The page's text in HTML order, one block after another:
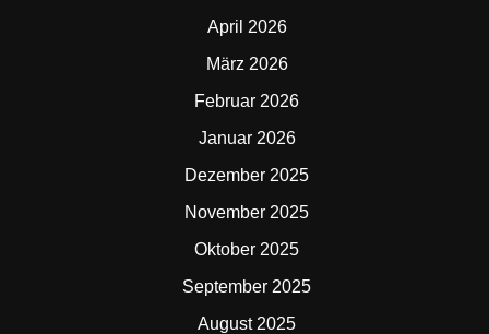
April 2026
März 2026
Februar 2026
Januar 2026
Dezember 2025
November 2025
Oktober 2025
September 2025
August 2025